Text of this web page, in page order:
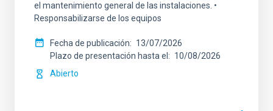
el mantenimiento general de las instalaciones. •
Responsabilizarse de los equipos
Fecha de publicación
13/07/2026
Plazo de presentación hasta el
10/08/2026
Abierto